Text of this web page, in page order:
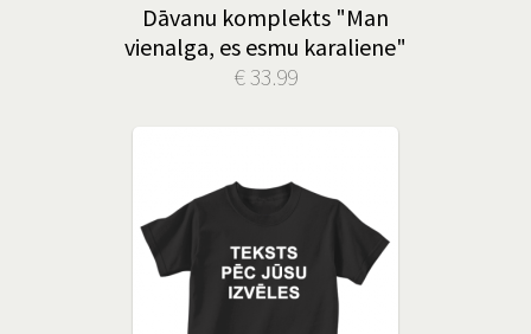
Dāvanu komplekts "Man
vienalga, es esmu karaliene"
€ 33.99